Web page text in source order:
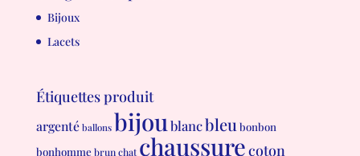
Bijoux
Lacets
Étiquettes produit
argenté ballons bijou blancbleu bonbon
bonhomme brun chat chaussurecoton